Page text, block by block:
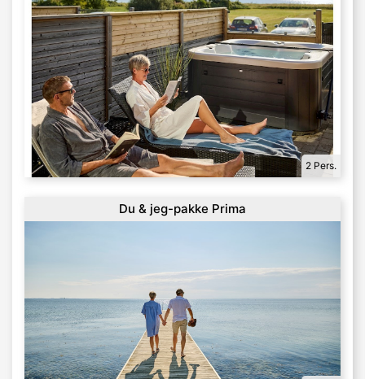
2 Pers.
Du & jeg-pakke Prima